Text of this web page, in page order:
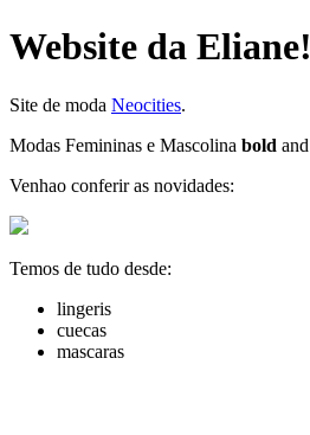
Website da Eliane!
Site de moda Neocities.
Modas Femininas e Mascolina bold and
Venhao conferir as novidades:
Temos de tudo desde:
lingeris
cuecas
mascaras